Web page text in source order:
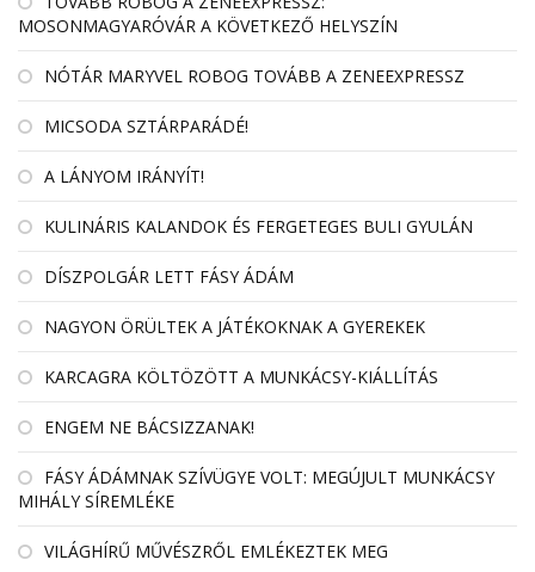
MOSONMAGYARÓVÁR A KÖVETKEZŐ HELYSZÍN
NÓTÁR MARYVEL ROBOG TOVÁBB A ZENEEXPRESSZ
MICSODA SZTÁRPARÁDÉ!
A LÁNYOM IRÁNYÍT!
KULINÁRIS KALANDOK ÉS FERGETEGES BULI GYULÁN
DÍSZPOLGÁR LETT FÁSY ÁDÁM
NAGYON ÖRÜLTEK A JÁTÉKOKNAK A GYEREKEK
KARCAGRA KÖLTÖZÖTT A MUNKÁCSY-KIÁLLÍTÁS
ENGEM NE BÁCSIZZANAK!
FÁSY ÁDÁMNAK SZÍVÜGYE VOLT: MEGÚJULT MUNKÁCSY
MIHÁLY SÍREMLÉKE
VILÁGHÍRŰ MŰVÉSZRŐL EMLÉKEZTEK MEG